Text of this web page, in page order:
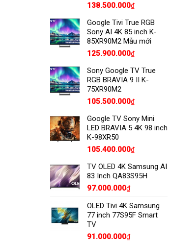
138.500.000₫
Google Tivi True RGB
Sony AI 4K 85 inch K-
85XR90M2 Mẫu mới
125.900.000₫
Sony Google TV True
RGB BRAVIA 9 II K-
75XR90M2
105.500.000₫
Google TV Sony Mini
LED BRAVIA 5 4K 98 inch
K-98XR50
105.400.000₫
TV OLED 4K Samsung AI
83 Inch QA83S95H
97.000.000₫
OLED Tivi 4K Samsung
77 inch 77S95F Smart
TV
91.000.000₫